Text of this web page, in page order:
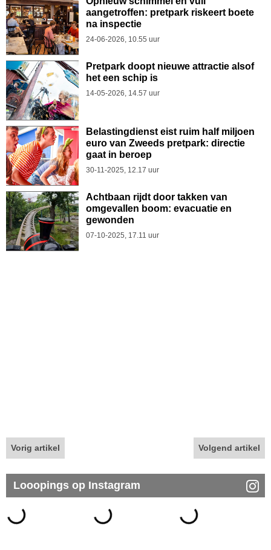
aangetroffen: pretpark riskeert boete
na inspectie
24-06-2026, 10.55 uur
Pretpark doopt nieuwe attractie alsof
het een schip is
14-05-2026, 14.57 uur
Belastingdienst eist ruim half miljoen
euro van Zweeds pretpark: directie
gaat in beroep
30-11-2025, 12.17 uur
Achtbaan rijdt door takken van
omgevallen boom: evacuatie en
gewonden
07-10-2025, 17.11 uur
Vorig artikel Volgend artikel
Looopings op Instagram